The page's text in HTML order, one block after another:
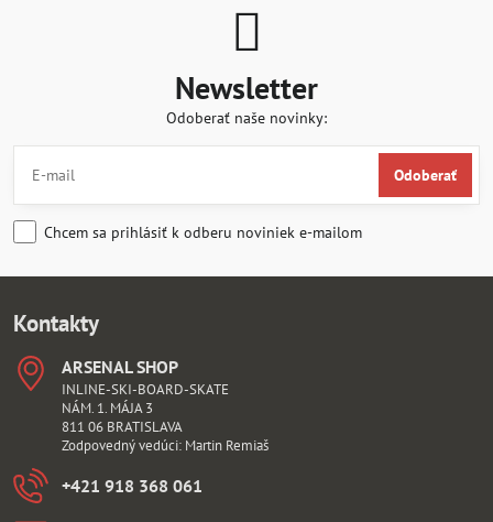
Newsletter
Odoberať naše novinky:
Odoberať
Chcem sa prihlásiť k odberu noviniek e-mailom
Kontakty
ARSENAL SHOP
INLINE-SKI-BOARD-SKATE
NÁM. 1. MÁJA 3
811 06 BRATISLAVA
Zodpovedný vedúci: Martin Remiaš
+421 918 368 061